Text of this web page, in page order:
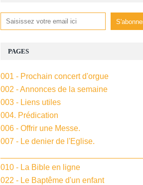
PAGES
001 - Prochain concert d'orgue
002 - Annonces de la semaine
003 - Liens utiles
004. Prédication
006 - Offrir une Messe.
007 - Le denier de l'Eglise.
010 - La Bible en ligne
022 - Le Baptême d'un enfant